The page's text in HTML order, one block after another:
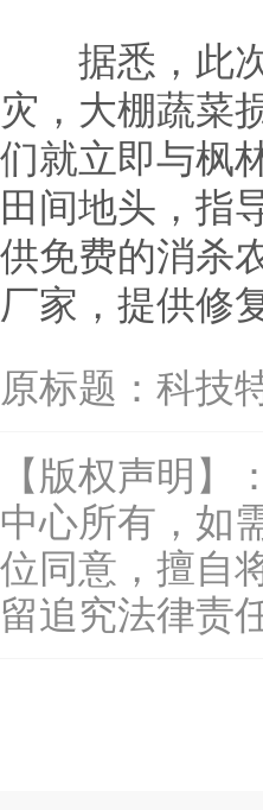
据悉，此次
灾，大棚蔬菜
们就立即与枫
田间地头，指
供免费的消杀
厂家，提供修
原标题： 科技
【版权声明
中心所有，如
位同意，擅自
留追究法律责